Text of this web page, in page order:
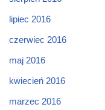
lipiec 2016
czerwiec 2016
maj 2016
kwiecień 2016
marzec 2016